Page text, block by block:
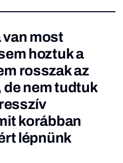
van most
hoztuk a
rosszak az
nem tudtuk
korábban
lépnünk